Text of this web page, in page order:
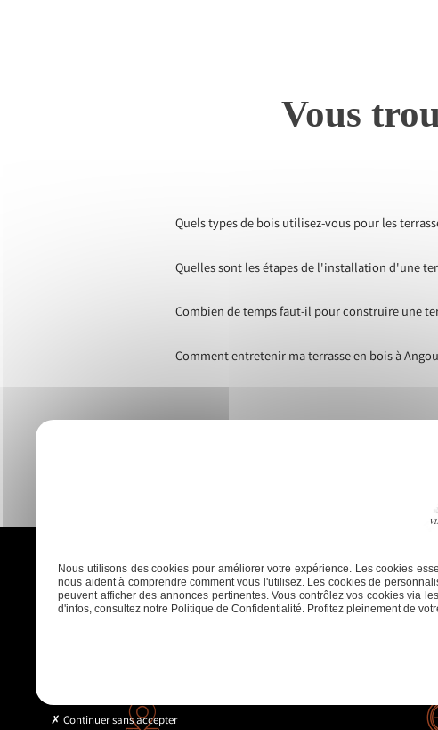
Vous
Quels types de bois utilisez-vous pour les
Quelles sont les étapes de l'installation d'une
Combien de temps faut-il pour construire une
Comment entretenir ma terrasse en bois à
Accueil Plaquisterie
Nous utilisons des cookies pour améliorer votre expérience. Les cookies
nous aident à comprendre comment vous l'utilisez. Les cookies de
peuvent afficher des annonces pertinentes. Vous contrôlez vos cookies via
d'infos, consultez notre Politique de Confidentialité. Profitez pleinement de
Continuer sans accepter